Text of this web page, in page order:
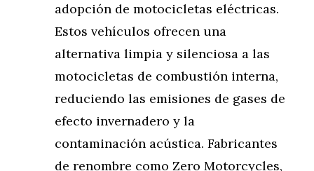
adopción de motocicletas eléctricas.
Estos vehículos ofrecen una
alternativa limpia y silenciosa a las
motocicletas de combustión interna,
reduciendo las emisiones de gases de
efecto invernadero y la
contaminación acústica. Fabricantes
de renombre como Zero Motorcycles,